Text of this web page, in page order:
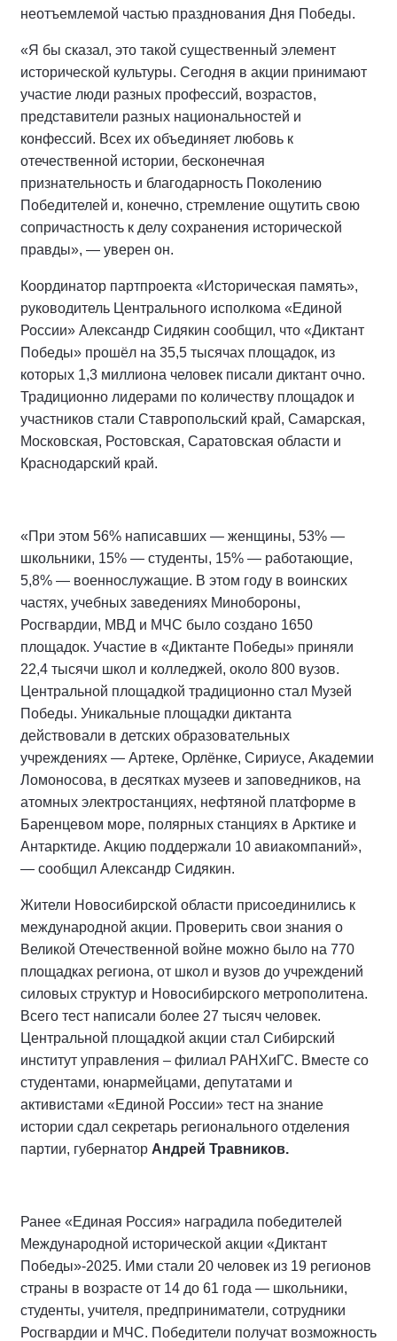
неотъемлемой частью празднования Дня Победы.
«Я бы сказал, это такой существенный элемент
исторической культуры. Сегодня в акции принимают
участие люди разных профессий, возрастов,
представители разных национальностей и
конфессий. Всех их объединяет любовь к
отечественной истории, бесконечная
признательность и благодарность Поколению
Победителей и, конечно, стремление ощутить свою
сопричастность к делу сохранения исторической
правды», — уверен он.
Координатор партпроекта «Историческая память»,
руководитель Центрального исполкома «Единой
России» Александр Сидякин сообщил, что «Диктант
Победы» прошёл на 35,5 тысячах площадок, из
которых 1,3 миллиона человек писали диктант очно.
Традиционно лидерами по количеству площадок и
участников стали Ставропольский край, Самарская,
Московская, Ростовская, Саратовская области и
Краснодарский край.
«При этом 56% написавших — женщины, 53% —
школьники, 15% — студенты, 15% — работающие,
5,8% — военнослужащие. В этом году в воинских
частях, учебных заведениях Минобороны,
Росгвардии, МВД и МЧС было создано 1650
площадок. Участие в «Диктанте Победы» приняли
22,4 тысячи школ и колледжей, около 800 вузов.
Центральной площадкой традиционно стал Музей
Победы. Уникальные площадки диктанта
действовали в детских образовательных
учреждениях — Артеке, Орлёнке, Сириусе, Академии
Ломоносова, в десятках музеев и заповедников, на
атомных электростанциях, нефтяной платформе в
Баренцевом море, полярных станциях в Арктике и
Антарктиде. Акцию поддержали 10 авиакомпаний»,
— сообщил Александр Сидякин.
Жители Новосибирской области присоединились к
международной акции. Проверить свои знания о
Великой Отечественной войне можно было на 770
площадках региона, от школ и вузов до учреждений
силовых структур и Новосибирского метрополитена.
Всего тест написали более 27 тысяч человек.
Центральной площадкой акции стал Сибирский
институт управления – филиал РАНХиГС. Вместе со
студентами, юнармейцами, депутатами и
активистами «Единой России» тест на знание
истории сдал секретарь регионального отделения
партии, губернатор Андрей Травников.
Ранее «Единая Россия» наградила победителей
Международной исторической акции «Диктант
Победы»-2025. Ими стали 20 человек из 19 регионов
страны в возрасте от 14 до 61 года — школьники,
студенты, учителя, предприниматели, сотрудники
Росгвардии и МЧС. Победители получат возможность